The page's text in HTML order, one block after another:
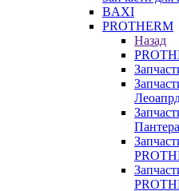
BAXI
PROTHERM
Назад
Пантера